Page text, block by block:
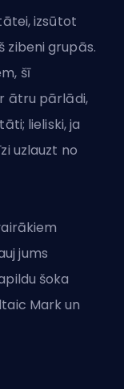
, izsūtot
zibeni grupās.
šī
ātru pārlādi,
lieliski, ja
uzlauzt no
jums
šoka
Mark un